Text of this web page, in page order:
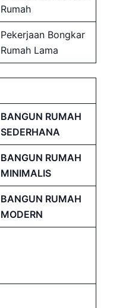
Rumah
Pekerjaan Bongkar
Rumah Lama
BANGUN RUMAH
SEDERHANA
BANGUN RUMAH
MINIMALIS
BANGUN RUMAH
MODERN